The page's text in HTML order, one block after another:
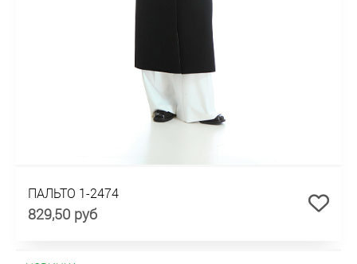
ПАЛЬТО 1-2474
829,50 руб